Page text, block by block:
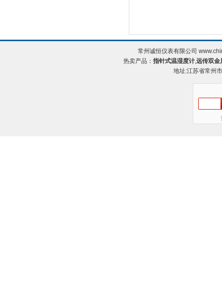
常州诚恒仪表有限公司
热卖产品：指针式温湿度计,远传双金
地址:江苏省常州